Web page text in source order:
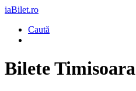
iaBilet.ro
Caută
Bilete Timisoara